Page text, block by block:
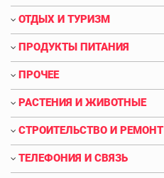
ОТДЫХ И ТУРИЗМ
ПРОДУКТЫ ПИТАНИЯ
ПРОЧЕЕ
РАСТЕНИЯ И ЖИВОТНЫЕ
СТРОИТЕЛЬСТВО И РЕМОНТ
ТЕЛЕФОНИЯ И СВЯЗЬ